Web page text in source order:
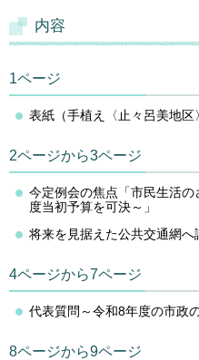
内容
1ページ
表紙（手植え〈止々呂美地区
2ページから3ページ
今定例会の焦点「市民生活
度当初予算を可決～」
将来を見据えた公共交通網へ
4ページから7ページ
代表質問～令和8年度の市政
8ページから9ページ